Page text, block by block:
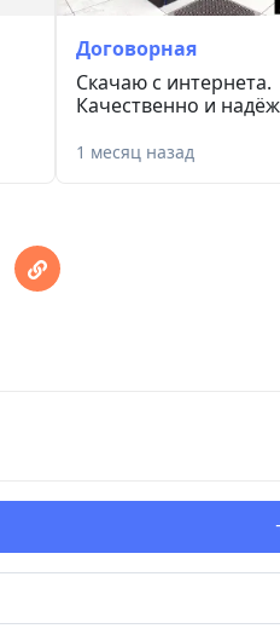
Договорная
Скачаю с интернета.
Качественно и
1 месяц назад